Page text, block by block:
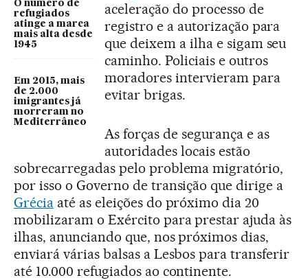
O número de
refugiados
atinge a marca
mais alta desde
1945
Em 2015, mais
de 2.000
imigrantes já
morreram no
Mediterrâneo
aceleração do processo de
registro e a autorização para
que deixem a ilha e sigam seu
caminho. Policiais e outros
moradores intervieram para
evitar brigas.
As forças de segurança e as
autoridades locais estão
sobrecarregadas pelo problema migratório,
por isso o Governo de transição que dirige a
Gréciaaté as eleições do próximo dia 20
mobilizaram o Exército para prestar ajuda às
ilhas, anunciando que, nos próximos dias,
enviará várias balsas a Lesbos para transferir
até 10.000 refugiados ao continente.